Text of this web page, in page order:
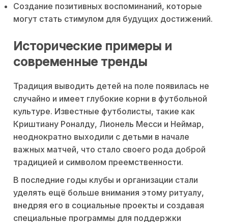
Создание позитивных воспоминаний, которые
могут стать стимулом для будущих достижений.
Исторические примеры и
современные тренды
Традиция выводить детей на поле появилась не
случайно и имеет глубокие корни в футбольной
культуре. Известные футболисты, такие как
Криштиану Роналду, Лионель Месси и Неймар,
неоднократно выходили с детьми в начале
важных матчей, что стало своего рода доброй
традицией и символом преемственности.
В последние годы клубы и организации стали
уделять ещё больше внимания этому ритуалу,
внедряя его в социальные проекты и создавая
специальные программы для поддержки